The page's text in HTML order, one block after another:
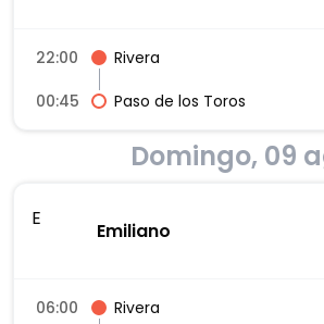
22:00
Rivera
00:45
Paso de los Toros
Domingo, 09
E
Emiliano
06:00
Rivera